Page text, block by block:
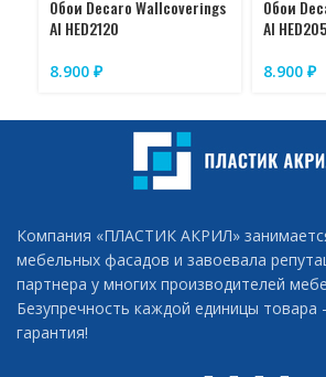
Обои Decaro Wallcoverings
AI HED2120
8.900 ₽
Обои
AI
8.900 ₽
Компания «ПЛАСТИК АКРИЛ»
мебельных фасадов и завоевала
партнера у многих производителей
Безупречность каждой единицы товара
гарантия!